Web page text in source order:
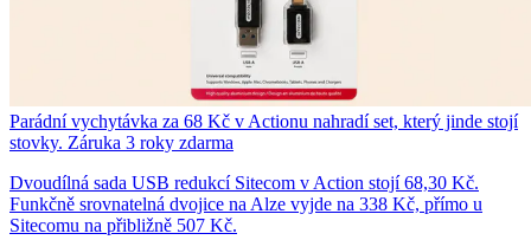
Parádní vychytávka za 68 Kč v Actionu nahradí set, který jinde stojí
stovky. Záruka 3 roky zdarma
Dvoudílná sada USB redukcí Sitecom v Action stojí 68,30 Kč.
Funkčně srovnatelná dvojice na Alze vyjde na 338 Kč, přímo u
Sitecomu na přibližně 507 Kč.